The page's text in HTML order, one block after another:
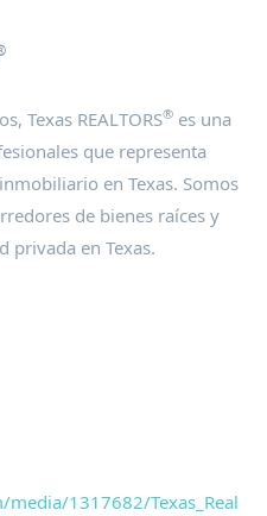
Texas REALTORS® es una
que representa
en Texas. Somos
de bienes raíces y
privada en Texas.
1317682/Texas_Real